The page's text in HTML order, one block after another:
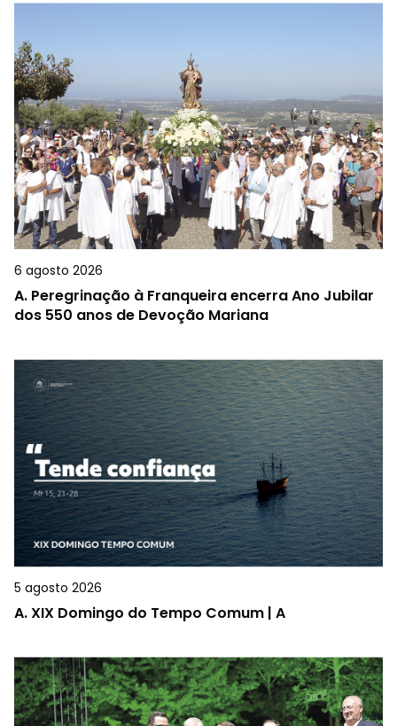
6 agosto 2026
A. Peregrinação à Franqueira encerra Ano Jubilar
dos 550 anos de Devoção Mariana
5 agosto 2026
A.XIX Domingo do Tempo Comum | A